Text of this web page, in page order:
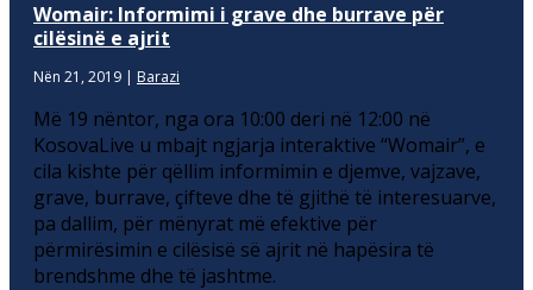
Womair: Informimi i grave dhe burrave për
cilësinë e ajrit
Nën 21, 2019 | Barazi
Më 19 nëntor, nga ora 10:00 deri në 12:00 në
KosovaLive u mbajt ngjarja interaktive “Womair”, e
cila kishte për qëllim informimin e djemve, vajzave,
grave, burrave, çifteve dhe të gjithë të interesuarve,
pa dallim, për mënyrat më efektive për
përmirësimin e cilësisë së ajrit në hapësira të
brendshme dhe të jashtme.